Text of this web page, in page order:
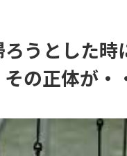
ろうとした時
の正体が・